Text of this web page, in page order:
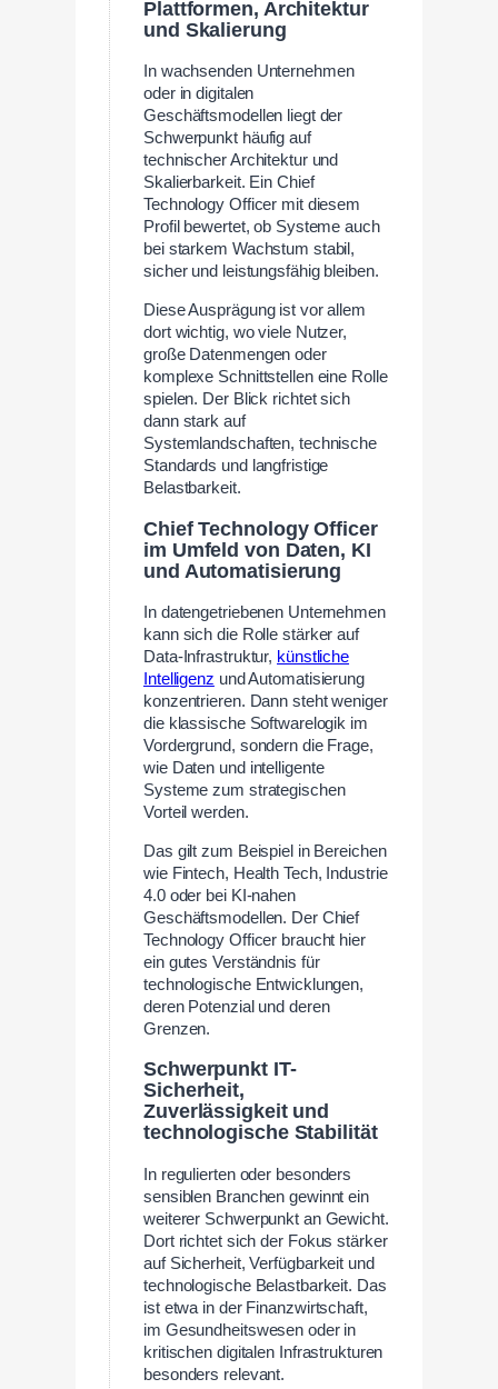
Plattformen, Architektur
und Skalierung
In wachsenden Unternehmen
oder in digitalen
Geschäftsmodellen liegt der
Schwerpunkt häufig auf
technischer Architektur und
Skalierbarkeit. Ein Chief
Technology Officer mit diesem
Profil bewertet, ob Systeme auch
bei starkem Wachstum stabil,
sicher und leistungsfähig bleiben.
Diese Ausprägung ist vor allem
dort wichtig, wo viele Nutzer,
große Datenmengen oder
komplexe Schnittstellen eine Rolle
spielen. Der Blick richtet sich
dann stark auf
Systemlandschaften, technische
Standards und langfristige
Belastbarkeit.
Chief Technology Officer
im Umfeld von Daten, KI
und Automatisierung
In datengetriebenen Unternehmen
kann sich die Rolle stärker auf
Data-Infrastruktur, künstliche
Intelligenz und Automatisierung
konzentrieren. Dann steht weniger
die klassische Softwarelogik im
Vordergrund, sondern die Frage,
wie Daten und intelligente
Systeme zum strategischen
Vorteil werden.
Das gilt zum Beispiel in Bereichen
wie Fintech, Health Tech, Industrie
4.0 oder bei KI-nahen
Geschäftsmodellen. Der Chief
Technology Officer braucht hier
ein gutes Verständnis für
technologische Entwicklungen,
deren Potenzial und deren
Grenzen.
Schwerpunkt IT-
Sicherheit,
Zuverlässigkeit und
technologische Stabilität
In regulierten oder besonders
sensiblen Branchen gewinnt ein
weiterer Schwerpunkt an Gewicht.
Dort richtet sich der Fokus stärker
auf Sicherheit, Verfügbarkeit und
technologische Belastbarkeit. Das
ist etwa in der Finanzwirtschaft,
im Gesundheitswesen oder in
kritischen digitalen Infrastrukturen
besonders relevant.